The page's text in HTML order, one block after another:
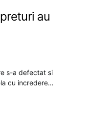
au
s-a defectat si
cu incredere…